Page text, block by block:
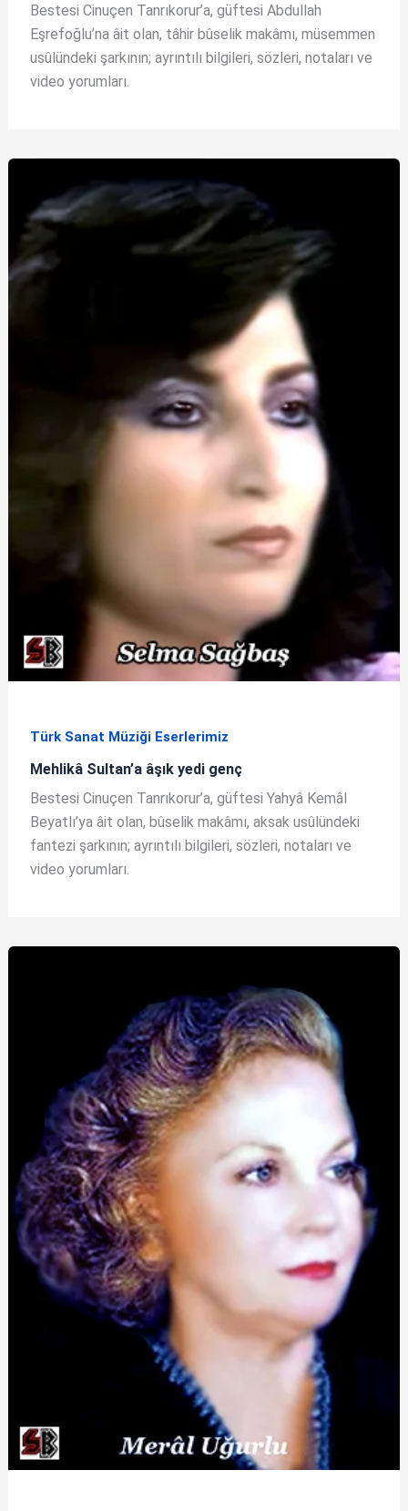
Bestesi Cinuçen Tanrıkorur’a, güftesi Abdullah
Eşrefoğlu’na âit olan, tâhir bûselik makâmı, müsemmen
usûlündeki şarkının; ayrıntılı bilgileri, sözleri, notaları ve
video yorumları.
Türk Sanat Müziği Eserlerimiz
Mehlikâ Sultan’a âşık yedi genç
Bestesi Cinuçen Tanrıkorur’a, güftesi Yahyâ Kemâl
Beyatlı’ya âit olan, bûselik makâmı, aksak usûlündeki
fantezi şarkının; ayrıntılı bilgileri, sözleri, notaları ve
video yorumları.